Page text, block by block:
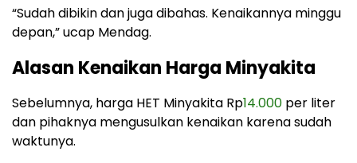
“Sudah dibikin dan juga dibahas. Kenaikannya minggu
depan,” ucap Mendag.
Alasan Kenaikan Harga Minyakita
Sebelumnya, harga HET Minyakita Rp14.000 per liter
dan pihaknya mengusulkan kenaikan karena sudah
waktunya.